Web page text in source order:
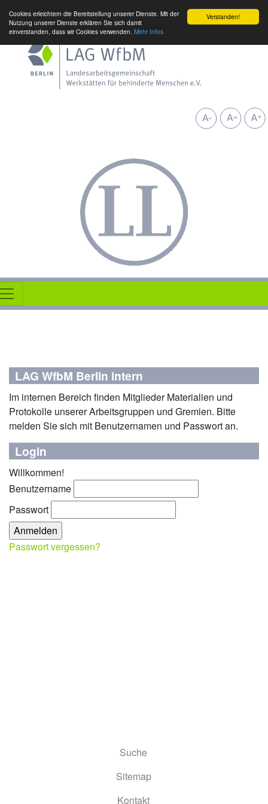
Verstanden!
Cookies erleichtern die Bereitstellung unserer Dienste. Mit der
Nutzung unserer Dienste erklären Sie sich damit
einverstanden, dass wir Cookies verwenden. Mehr Infos
LAG WfbM Berlin intern
Im internen Bereich finden Mitglieder Materialien und
Protokolle unserer Arbeitsgruppen und Gremien. Bitte
melden Sie sich mit Benutzernamen und Passwort an.
Login
Willkommen!
Benutzername
Passwort
Passwort vergessen?
Suche
Sitemap
Kontakt